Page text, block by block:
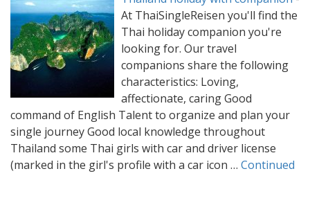
At ThaiSingleReisen you'll find the
Thai holiday companion you're
looking for. Our travel
companions share the following
characteristics: Loving,
affectionate, caring Good
command of English Talent to organize and plan your
single journey Good local knowledge throughout
Thailand some Thai girls with car and driver license
(marked in the girl's profile with a car icon … Continued